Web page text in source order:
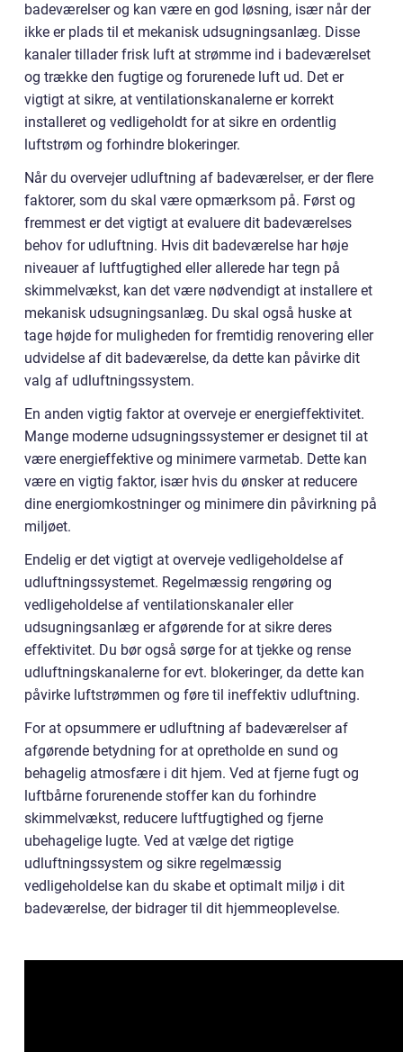
badeværelser og kan være en god løsning, især når der
ikke er plads til et mekanisk udsugningsanlæg. Disse
kanaler tillader frisk luft at strømme ind i badeværelset
og trække den fugtige og forurenede luft ud. Det er
vigtigt at sikre, at ventilationskanalerne er korrekt
installeret og vedligeholdt for at sikre en ordentlig
luftstrøm og forhindre blokeringer.
Når du overvejer udluftning af badeværelser, er der flere
faktorer, som du skal være opmærksom på. Først og
fremmest er det vigtigt at evaluere dit badeværelses
behov for udluftning. Hvis dit badeværelse har høje
niveauer af luftfugtighed eller allerede har tegn på
skimmelvækst, kan det være nødvendigt at installere et
mekanisk udsugningsanlæg. Du skal også huske at
tage højde for muligheden for fremtidig renovering eller
udvidelse af dit badeværelse, da dette kan påvirke dit
valg af udluftningssystem.
En anden vigtig faktor at overveje er energieffektivitet.
Mange moderne udsugningssystemer er designet til at
være energieffektive og minimere varmetab. Dette kan
være en vigtig faktor, især hvis du ønsker at reducere
dine energiomkostninger og minimere din påvirkning på
miljøet.
Endelig er det vigtigt at overveje vedligeholdelse af
udluftningssystemet. Regelmæssig rengøring og
vedligeholdelse af ventilationskanaler eller
udsugningsanlæg er afgørende for at sikre deres
effektivitet. Du bør også sørge for at tjekke og rense
udluftningskanalerne for evt. blokeringer, da dette kan
påvirke luftstrømmen og føre til ineffektiv udluftning.
For at opsummere er udluftning af badeværelser af
afgørende betydning for at opretholde en sund og
behagelig atmosfære i dit hjem. Ved at fjerne fugt og
luftbårne forurenende stoffer kan du forhindre
skimmelvækst, reducere luftfugtighed og fjerne
ubehagelige lugte. Ved at vælge det rigtige
udluftningssystem og sikre regelmæssig
vedligeholdelse kan du skabe et optimalt miljø i dit
badeværelse, der bidrager til dit hjemmeoplevelse.